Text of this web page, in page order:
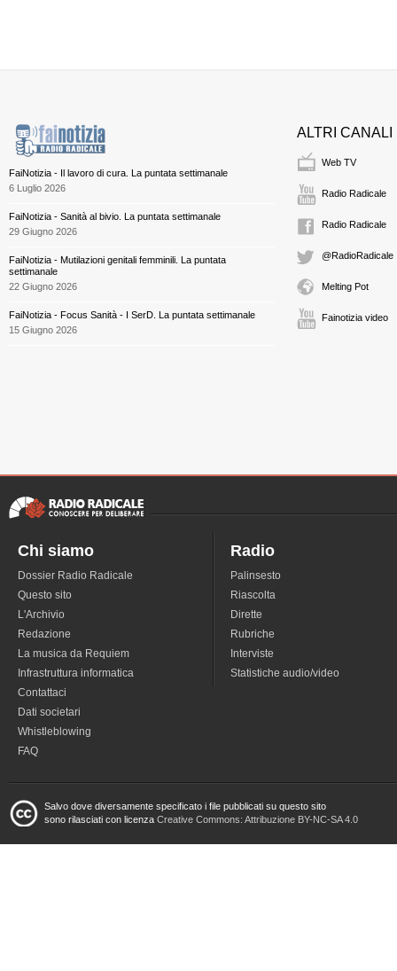
FaiNotizia - Il lavoro di cura. La puntata settimanale
6 Luglio 2026
FaiNotizia - Sanità al bivio. La puntata settimanale
29 Giugno 2026
FaiNotizia - Mutilazioni genitali femminili. La puntata
settimanale
22 Giugno 2026
FaiNotizia - Focus Sanità - I SerD. La puntata settimanale
15 Giugno 2026
ALTRI CANALI
Web TV
Radio Radicale
Radio Radicale
@RadioRadicale
Melting Pot
Fainotizia video
Chi siamo
Dossier Radio Radicale
Questo sito
L'Archivio
Redazione
La musica da Requiem
Infrastruttura informatica
Contattaci
Dati societari
Whistleblowing
FAQ
Radio
Palinsesto
Riascolta
Dirette
Rubriche
Interviste
Statistiche audio/video
Salvo dove diversamente specificato i file pubblicati su questo sito
sono rilasciati con licenza Creative Commons: Attribuzione BY-NC-SA 4.0